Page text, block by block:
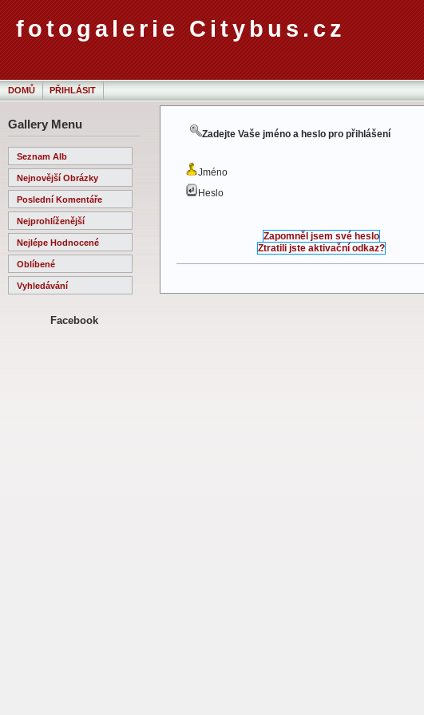
fotogalerie Citybus.cz
DOMŮ PŘIHLÁSIT
Gallery Menu
Seznam Alb
Nejnovější Obrázky
Poslední Komentáře
Nejprohlíženější
Nejlépe Hodnocené
Oblíbené
Vyhledávání
Facebook
Zadejte Vaše jméno a heslo pro přihlášení
Jméno
Heslo
Zapomněl jsem své heslo
Ztratili jste aktivační odkaz?